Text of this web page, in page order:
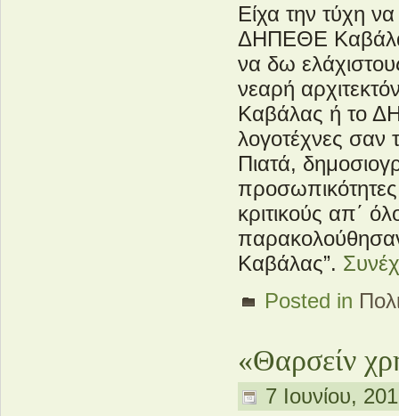
Είχα την τύχη
ΔΗΠΕΘΕ
να δω
νεαρή
Καβάλας ή το
λογοτέχνες σαν
Πιατά,
κριτικούς απ΄
Καβάλας”.
Posted in
«Θαρσείν
7 Ιουνίου,